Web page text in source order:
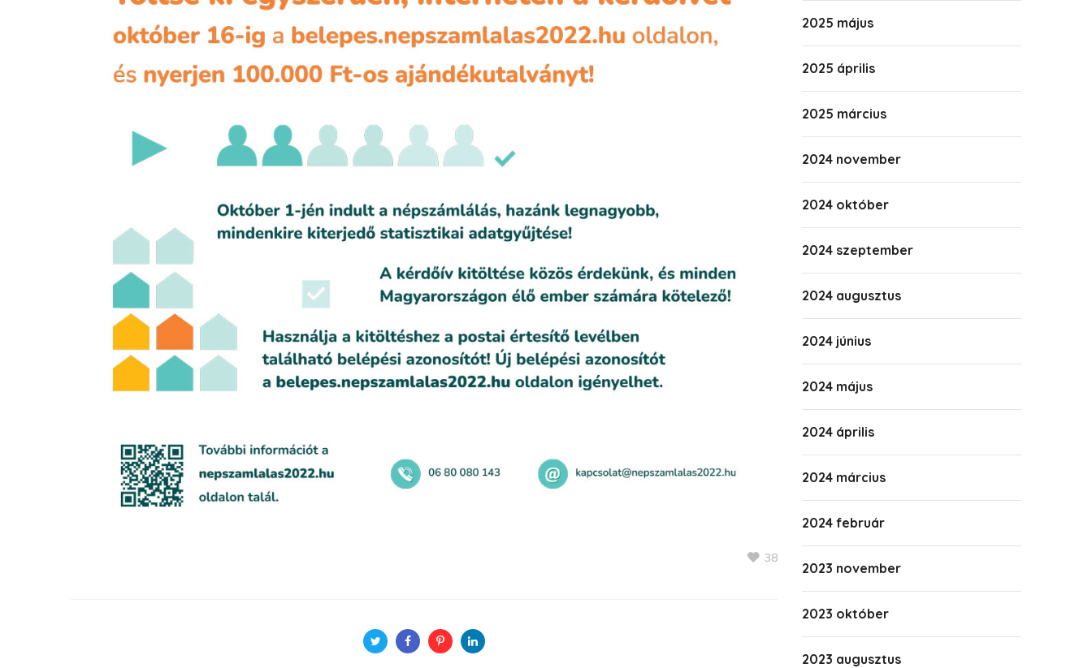
38
2025 május
2025 április
2025 március
2024 november
2024 október
2024 szeptember
2024 augusztus
2024 június
2024 május
2024 április
2024 március
2024 február
2023 november
2023 október
2023 augusztus